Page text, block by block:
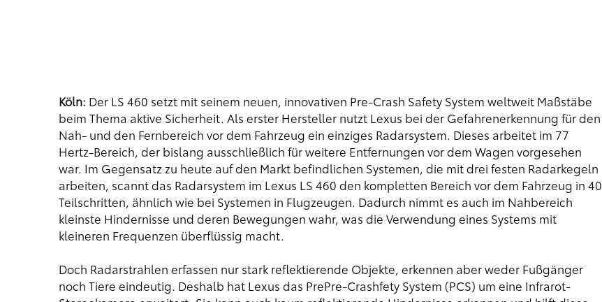
Köln: Der LS 460 setzt mit seinem neuen, innovativen Pre-Crash Safety System weltweit Maßstäbe
beim Thema aktive Sicherheit. Als erster Hersteller nutzt Lexus bei der Gefahrenerkennung für den
Nah- und den Fernbereich vor dem Fahrzeug ein einziges Radarsystem. Dieses arbeitet im 77
Hertz-Bereich, der bislang ausschließlich für weitere Entfernungen vor dem Wagen vorgesehen
war. Im Gegensatz zu heute auf den Markt befindlichen Systemen, die mit drei festen Radarkegeln
arbeiten, scannt das Radarsystem im Lexus LS 460 den kompletten Bereich vor dem Fahrzeug in 40
Teilschritten, ähnlich wie bei Systemen in Flugzeugen. Dadurch nimmt es auch im Nahbereich
kleinste Hindernisse und deren Bewegungen wahr, was die Verwendung eines Systems mit
kleineren Frequenzen überflüssig macht.
Doch Radarstrahlen erfassen nur stark reflektierende Objekte, erkennen aber weder Fußgänger
noch Tiere eindeutig. Deshalb hat Lexus das PrePre-Crashfety System (PCS) um eine Infrarot-